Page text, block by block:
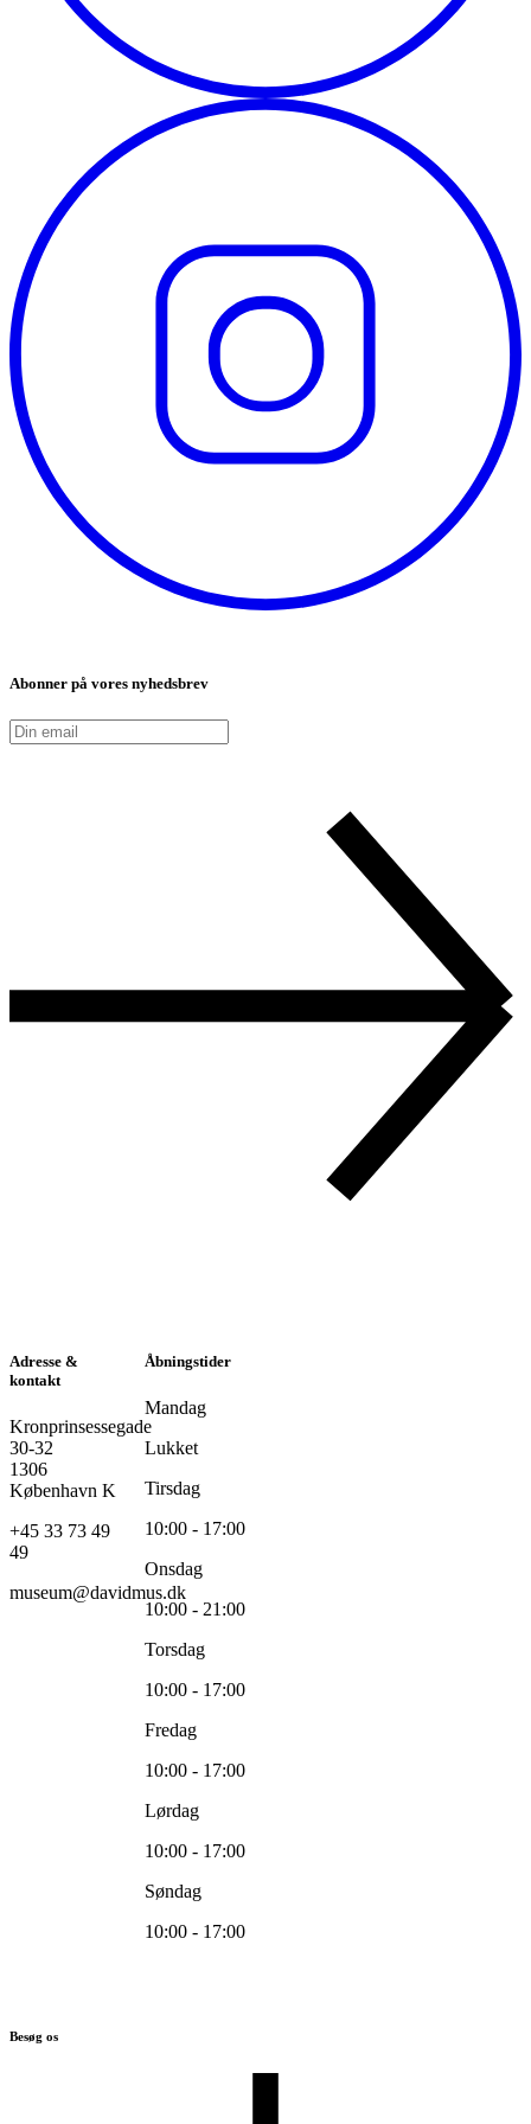
Abonner på vores nyhedsbrev
Adresse &
kontakt
Kronprinsessegade
30-32
1306
København K
+45 33 73 49
49
museum@davidmus.dk
Åbningstider
Mandag
Lukket
Tirsdag
10:00 - 17:00
Onsdag
10:00 - 21:00
Torsdag
10:00 - 17:00
Fredag
10:00 - 17:00
Lørdag
10:00 - 17:00
Søndag
10:00 - 17:00
Besøg os